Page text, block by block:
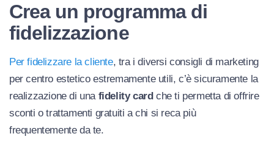
Crea un programma di
fidelizzazione
Per fidelizzare la cliente, tra i diversi consigli di marketing
per centro estetico estremamente utili, c’è sicuramente la
realizzazione di una fidelity card che ti permetta di offrire
sconti o trattamenti gratuiti a chi si reca più
frequentemente da te.